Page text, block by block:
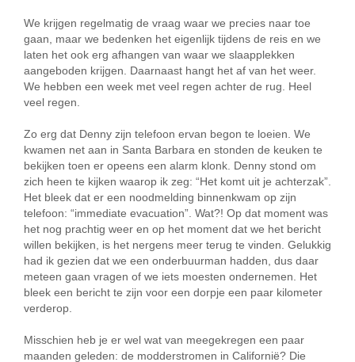
We krijgen regelmatig de vraag waar we precies naar toe
gaan, maar we bedenken het eigenlijk tijdens de reis en we
laten het ook erg afhangen van waar we slaapplekken
aangeboden krijgen. Daarnaast hangt het af van het weer.
We hebben een week met veel regen achter de rug. Heel
veel regen.
Zo erg dat Denny zijn telefoon ervan begon te loeien. We
kwamen net aan in Santa Barbara en stonden de keuken te
bekijken toen er opeens een alarm klonk. Denny stond om
zich heen te kijken waarop ik zeg: “Het komt uit je achterzak”.
Het bleek dat er een noodmelding binnenkwam op zijn
telefoon: “immediate evacuation”. Wat?! Op dat moment was
het nog prachtig weer en op het moment dat we het bericht
willen bekijken, is het nergens meer terug te vinden. Gelukkig
had ik gezien dat we een onderbuurman hadden, dus daar
meteen gaan vragen of we iets moesten ondernemen. Het
bleek een bericht te zijn voor een dorpje een paar kilometer
verderop.
Misschien heb je er wel wat van meegekregen een paar
maanden geleden: de modderstromen in Californië? Die